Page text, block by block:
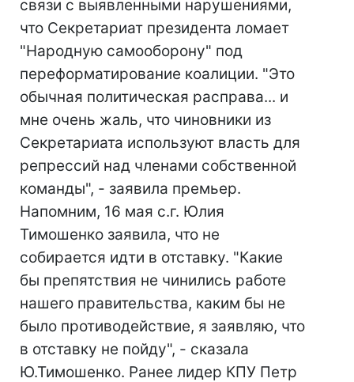
связи с выявленными нарушениями,
что Секретариат президента ломает
"Народную самооборону" под
переформатирование коалиции. "Это
обычная политическая расправа... и
мне очень жаль, что чиновники из
Секретариата используют власть для
репрессий над членами собственной
команды", - заявила премьер.
Напомним, 16 мая с.г. Юлия
Тимошенко заявила, что не
собирается идти в отставку. "Какие
бы препятствия не чинились работе
нашего правительства, каким бы не
было противодействие, я заявляю, что
в отставку не пойду", - сказала
Ю.Тимошенко. Ранее лидер КПУ Петр